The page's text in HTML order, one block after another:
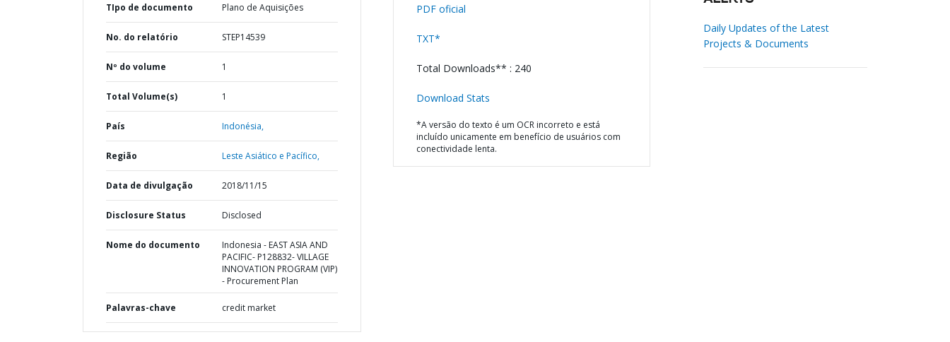
TIpo de documento Plano de Aquisições
No. do relatório STEP14539
Nº do volume 1
Total Volume(s) 1
País Indonésia,
Região Leste Asiático e Pacífico,
Data de divulgação 2018/11/15
Disclosure Status Disclosed
Nome do documento
Indonesia - EAST ASIA AND
PACIFIC- P128832- VILLAGE
INNOVATION PROGRAM (VIP)
- Procurement Plan
Palavras-chave credit market
PDF oficial
TXT*
Total Downloads** : 240
Download Stats
*A versão do texto é um OCR incorreto e está
incluído unicamente em benefício de usuários com
conectividade lenta.
Daily Updates of the Latest
Projects & Documents